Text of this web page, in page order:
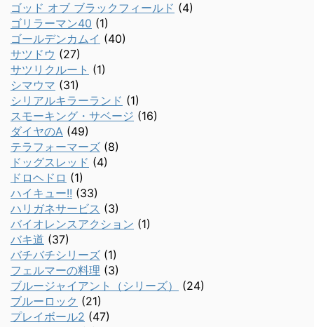
ゴッド オブ ブラックフィールド (4)
ゴリラーマン40 (1)
ゴールデンカムイ (40)
サツドウ (27)
サツリクルート (1)
シマウマ (31)
シリアルキラーランド (1)
スモーキング・サベージ (16)
ダイヤのA (49)
テラフォーマーズ (8)
ドッグスレッド (4)
ドロヘドロ (1)
ハイキュー!! (33)
ハリガネサービス (3)
バイオレンスアクション (1)
バキ道 (37)
バチバチシリーズ (1)
フェルマーの料理 (3)
ブルージャイアント（シリーズ）
(24)
ブルーロック (21)
プレイボール2 (47)